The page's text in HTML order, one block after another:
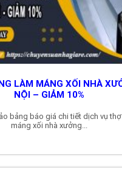
LÀM MÁNG XỐI NHÀ
NỘI – GIẢM 10%
bảng báo giá chi tiết dịch vụ
máng xối nhà xưởng...